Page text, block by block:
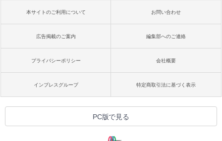
本サイトのご利用について お問い合わせ
広告掲載のご案内 編集部へのご連絡
プライバシーポリシー 会社概要
インプレスグループ 特定商取引法に基づく表示
PC版で見る